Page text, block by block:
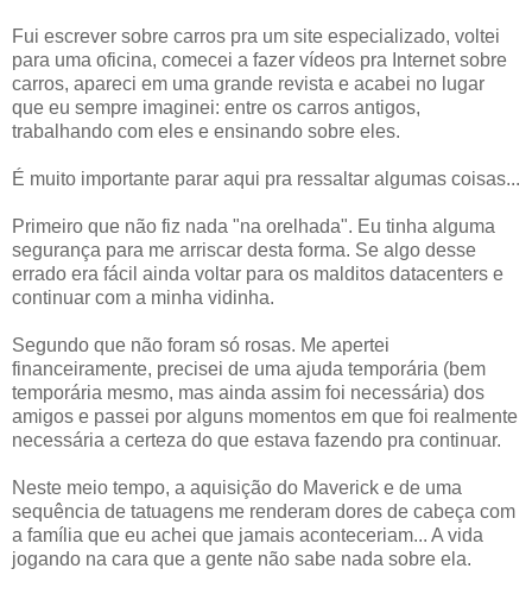
Fui escrever sobre carros pra um site especializado, voltei
para uma oficina, comecei a fazer vídeos pra Internet sobre
carros, apareci em uma grande revista e acabei no lugar
que eu sempre imaginei: entre os carros antigos,
trabalhando com eles e ensinando sobre eles.
É muito importante parar aqui pra ressaltar algumas coisas...
Primeiro que não fiz nada "na orelhada". Eu tinha alguma
segurança para me arriscar desta forma. Se algo desse
errado era fácil ainda voltar para os malditos datacenters e
continuar com a minha vidinha.
Segundo que não foram só rosas. Me apertei
financeiramente, precisei de uma ajuda temporária (bem
temporária mesmo, mas ainda assim foi necessária) dos
amigos e passei por alguns momentos em que foi realmente
necessária a certeza do que estava fazendo pra continuar.
Neste meio tempo, a aquisição do Maverick e de uma
sequência de tatuagens me renderam dores de cabeça com
a família que eu achei que jamais aconteceriam... A vida
jogando na cara que a gente não sabe nada sobre ela.